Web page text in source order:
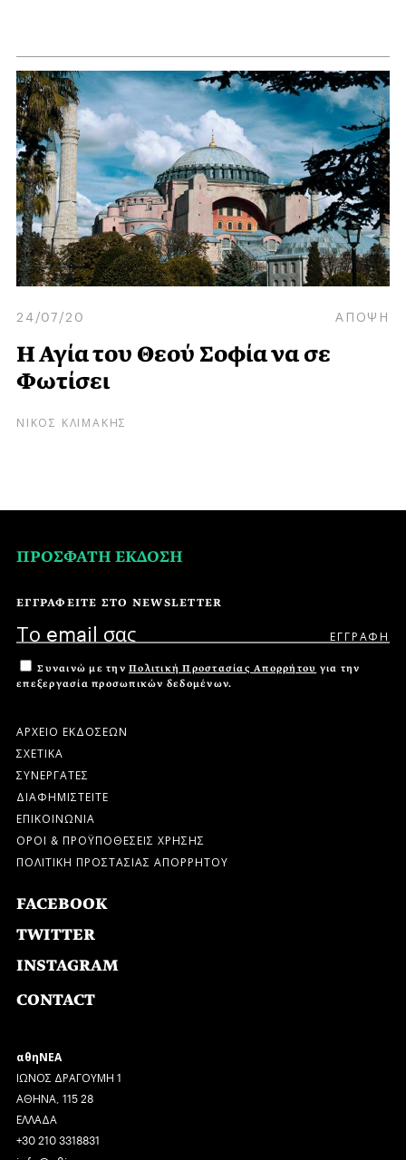
24/07/20 ΑΠΟΨΗ
Η Αγία του Θεού Σοφία να σε
Φωτίσει
ΝΙΚΟΣ ΚΛΙΜΑΚΗΣ
ΠΡΟΣΦΑΤΗ ΕΚΔΟΣΗ
ΕΓΓΡΑΦΕΙΤΕ ΣΤΟ NEWSLETTER
Συναινώ με την Πολιτική Προστασίας Απορρήτου για την
επεξεργασία προσωπικών δεδομένων.
ΑΡΧΕΙΟ ΕΚΔΟΣΕΩΝ
ΣΧΕΤΙΚΑ
ΣΥΝΕΡΓΑΤΕΣ
ΔΙΑΦΗΜΙΣΤΕΙΤΕ
ΕΠΙΚΟΙΝΩΝΙΑ
ΟΡΟΙ & ΠΡΟΫΠΟΘΕΣΕΙΣ ΧΡΗΣΗΣ
ΠΟΛΙΤΙΚΗ ΠΡΟΣΤΑΣΙΑΣ ΑΠΟΡΡΗΤΟΥ
FACEBOOK
TWITTER
INSTAGRAM
CONTACT
αθηΝΕΑ
ΙΩΝΟΣ ΔΡΑΓΟΥΜΗ 1
ΑΘΗΝΑ, 115 28
ΕΛΛΑΔΑ
+30 210 3318831